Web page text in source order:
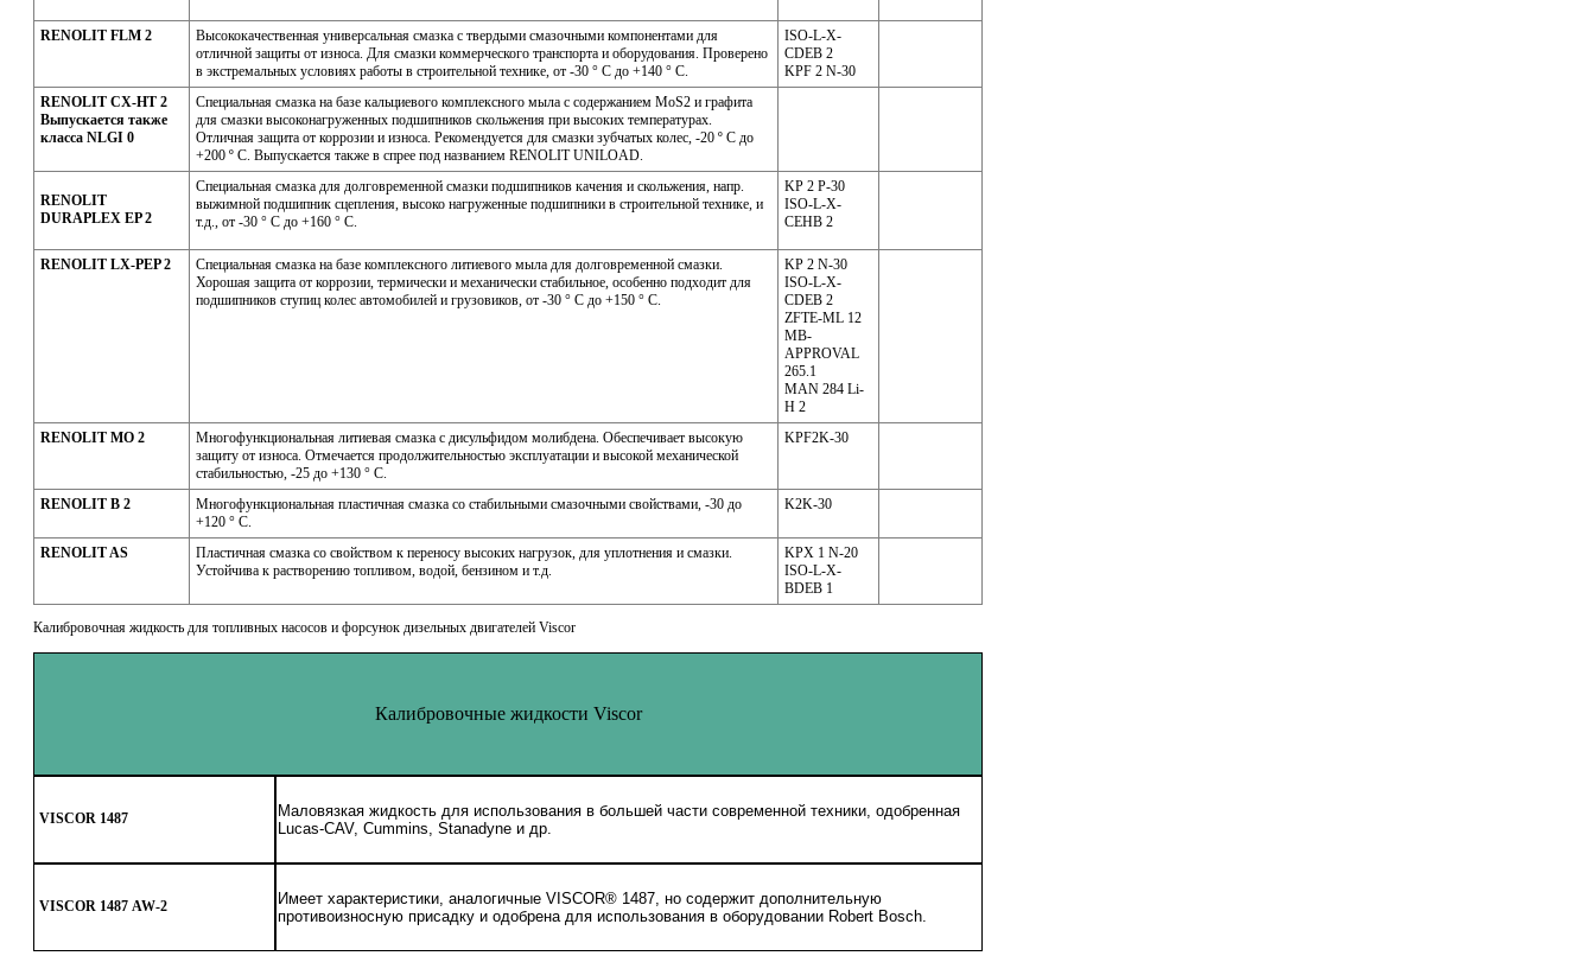
RENOLIT FLM 2
Высококачественная универсальная смазка с твердыми смазочными компонентами для
отличной защиты от износа. Для смазки коммерческого транспорта и оборудования. Проверено
в экстремальных условиях работы в строительной технике, от -30 ° С до +140 ° С.
ISO-L-X-
CDEB 2
KPF 2 N-30
RENOLIT CX-HT 2
Выпускается также
класса NLGI 0
Специальная смазка на базе кальциевого комплексного мыла с содержанием MoS2 и графита
для смазки высоконагруженных подшипников скольжения при высоких температурах.
Отличная защита от коррозии и износа. Рекомендуется для смазки зубчатых колес, -20 º С до
+200 º С. Выпускается также в спрее под названием RENOLIT UNILOAD.
RENOLIT
DURAPLEX EP 2
Специальная смазка для долговременной смазки подшипников качения и скольжения, напр.
выжимной подшипник сцепления, высоко нагруженные подшипники в строительной технике, и
т.д., от -30 ° С до +160 ° С.
KP 2 P-30
ISO-L-X-
CEHB 2
RENOLIT LX-PEP 2
Специальная смазка на базе комплексного литиевого мыла для долговременной смазки.
Хорошая защита от коррозии, термически и механически стабильное, особенно подходит для
подшипников ступиц колес автомобилей и грузовиков, от -30 ° С до +150 ° С.
KP 2 N-30
ISO-L-X-
CDEB 2
ZFTE-ML 12
MB-
APPROVAL
265.1
MAN 284 Li-
H 2
RENOLIT MO 2
Многофункциональная литиевая смазка с дисульфидом молибдена. Обеспечивает высокую
защиту от износа. Отмечается продолжительностью эксплуатации и высокой механической
стабильностью, -25 до +130 ° С.
KPF2K-30
RENOLIT B 2
Многофункциональная пластичная смазка со стабильными смазочными свойствами, -30 до
+120 ° С.
K2K-30
RENOLIT AS
Пластичная смазка со свойством к переносу высоких нагрузок, для уплотнения и смазки.
Устойчива к растворению топливом, водой, бензином и т.д.
KPX 1 N-20
ISO-L-X-
BDEB 1
Калибровочная жидкость для топливных насосов и форсунок дизельных двигателей Viscor
Калибровочные жидкости Viscor
VISCOR 1487
Маловязкая жидкость для использования в большей части современной техники, одобренная
Lucas-CAV, Cummins, Stanadyne и др.
VISCOR 1487 AW-2
Имеет характеристики, аналогичные VISCOR® 1487, но содержит дополнительную
противоизносную присадку и одобрена для использования в оборудовании Robert Bosch.